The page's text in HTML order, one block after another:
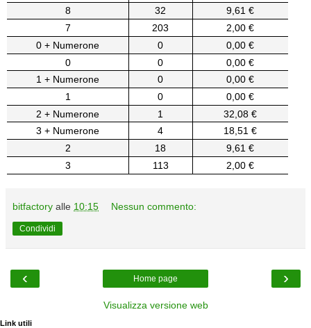
8
32
9,61 €
7
203
2,00 €
0 + Numerone
0
0,00 €
0
0
0,00 €
1 + Numerone
0
0,00 €
1
0
0,00 €
2 + Numerone
1
32,08 €
3 + Numerone
4
18,51 €
2
18
9,61 €
3
113 2,00 €
bitfactory alle 10:15 Nessun commento:
Condividi
‹ ›
Home page
Visualizza versione web
Link utili